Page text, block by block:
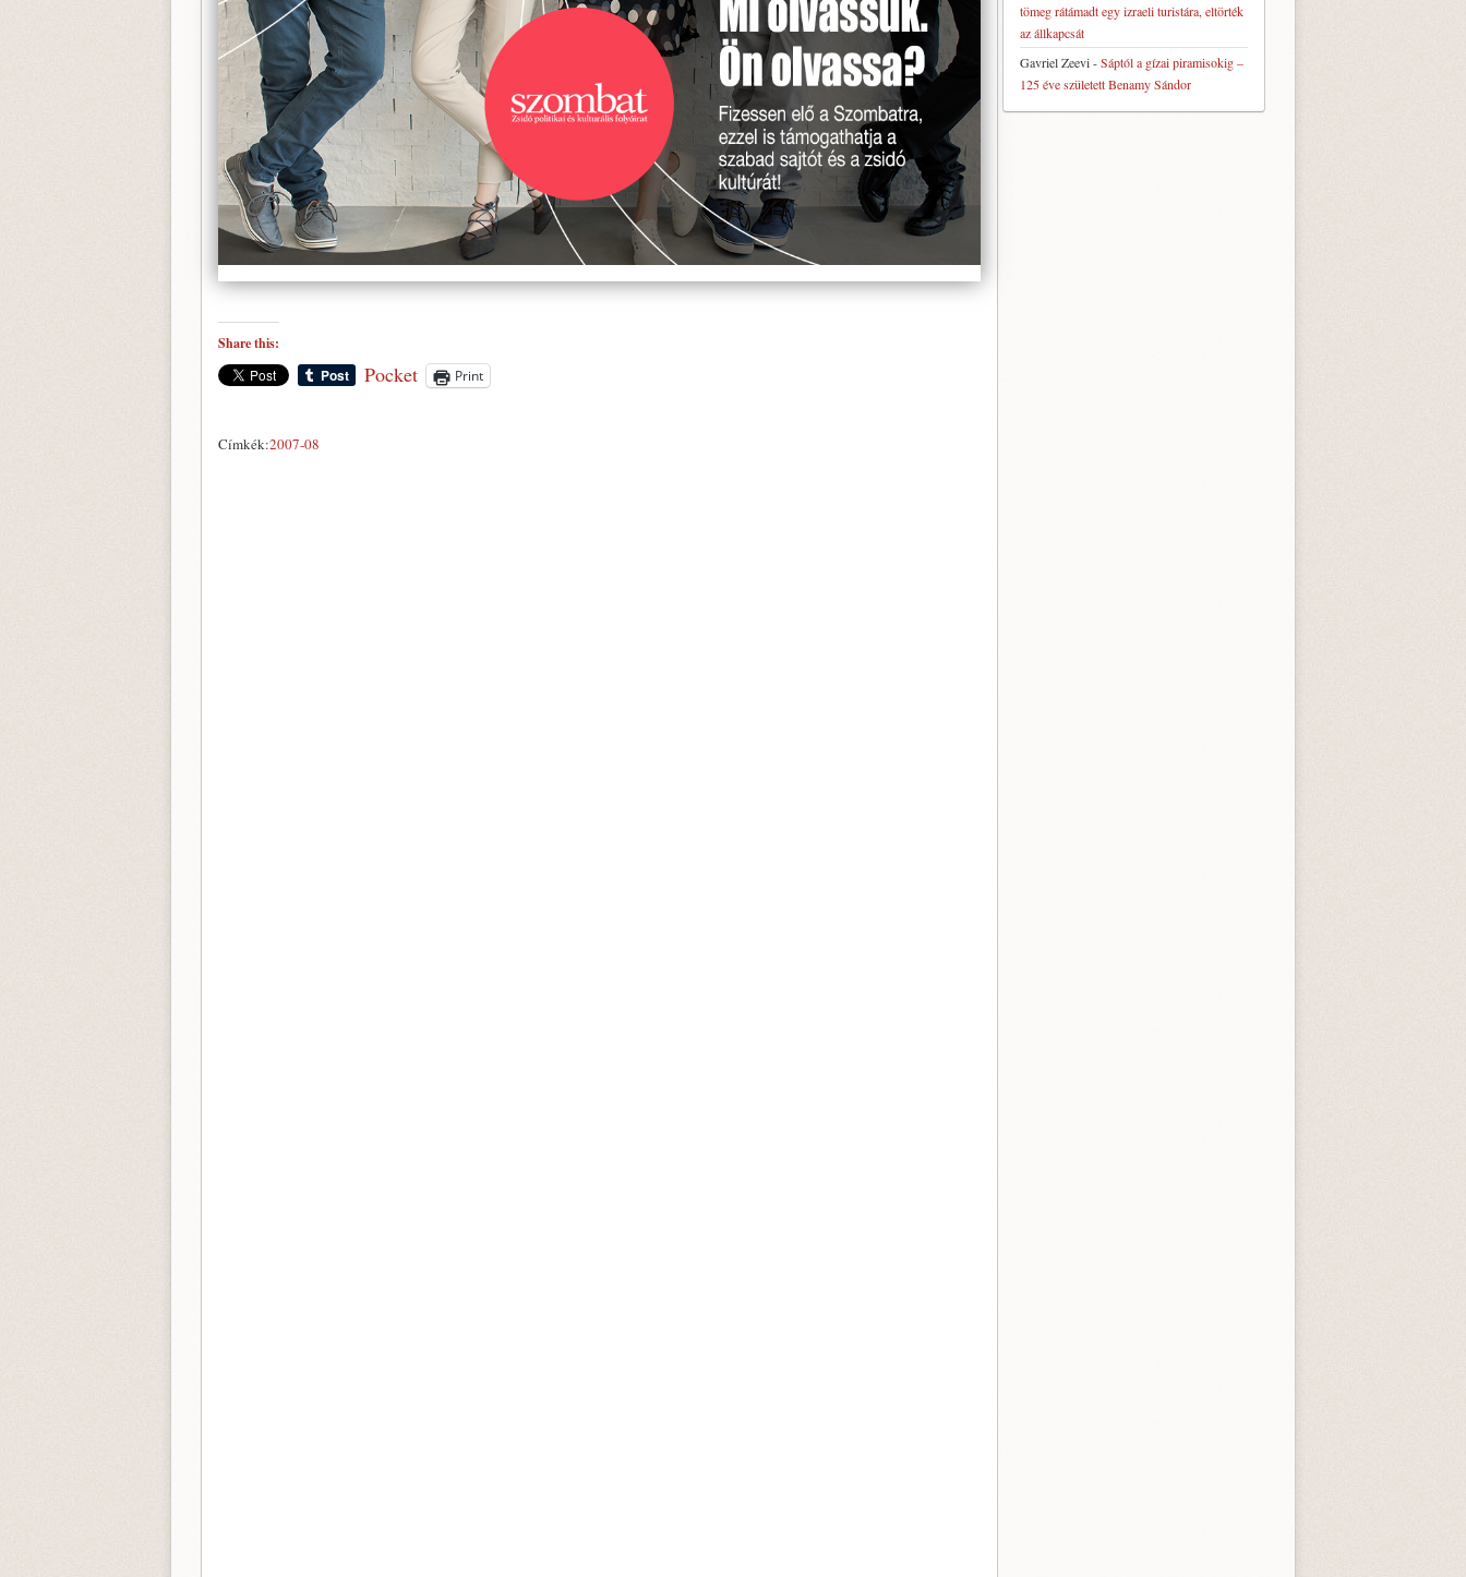
Share this:
Pocket Print
Címkék:2007-08
tömeg rátámadt egy izraeli turistára, eltörték
az állkapcsát
Gavriel Zeevi-Sáptól a gízai piramisokig –
125 éve született Benamy Sándor